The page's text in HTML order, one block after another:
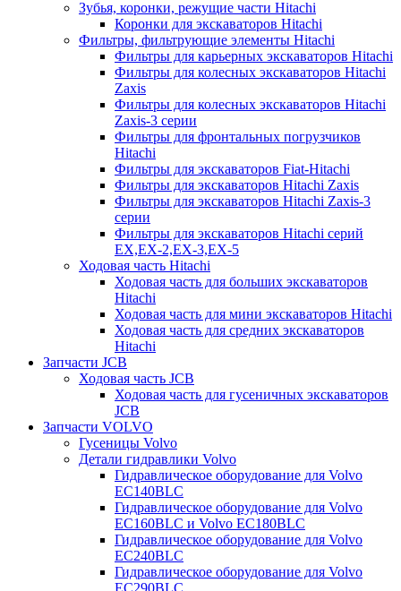
Зубья, коронки, режущие части Hitachi
Коронки для экскаваторов Hitachi
Фильтры, фильтрующие элементы Hitachi
Фильтры для карьерных экскаваторов Hitachi
Фильтры для колесных экскаваторов Hitachi
Zaxis
Фильтры для колесных экскаваторов Hitachi
Zaxis-3 серии
Фильтры для фронтальных погрузчиков
Hitachi
Фильтры для экскаваторов Fiat-Hitachi
Фильтры для экскаваторов Hitachi Zaxis
Фильтры для экскаваторов Hitachi Zaxis-3
серии
Фильтры для экскаваторов Hitachi серий
EX,EX-2,EX-3,EX-5
Ходовая часть Hitachi
Ходовая часть для больших экскаваторов
Hitachi
Ходовая часть для мини экскаваторов Hitachi
Ходовая часть для средних экскаваторов
Hitachi
Запчасти JCB
Ходовая часть JCB
Ходовая часть для гусеничных экскаваторов
JCB
Запчасти VOLVO
Гусеницы Volvo
Детали гидравлики Volvo
Гидравлическое оборудование для Volvo
EC140BLC
Гидравлическое оборудование для Volvo
EC160BLC и Volvo EC180BLC
Гидравлическое оборудование для Volvo
EC240BLC
Гидравлическое оборудование для Volvo
EC290BLC